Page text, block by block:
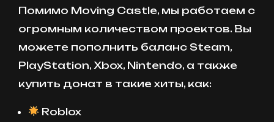
Помимо Moving Castle, мы работаем с
огромным количеством проектов. Вы
можете пополнить баланс Steam,
PlayStation, Xbox, Nintendo, а также
купить донат в такие хиты, как:
Roblox